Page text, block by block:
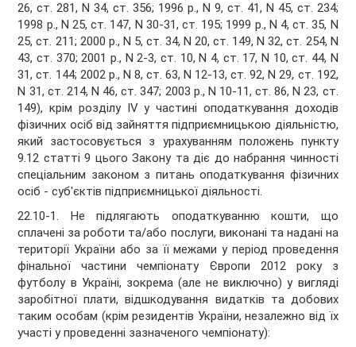
26, ст. 281, N 34, ст. 356; 1996 р., N 9, ст. 41, N 45, ст. 234;
1998 р., N 25, ст. 147, N 30-31, ст. 195; 1999 р., N 4, ст. 35, N
25, ст. 211; 2000 р., N 5, ст. 34, N 20, ст. 149, N 32, ст. 254, N
43, ст. 370; 2001 р., N 2-3, ст. 10, N 4, ст. 17, N 10, ст. 44, N
31, ст. 144; 2002 р., N 8, ст. 63, N 12-13, ст. 92, N 29, ст. 192,
N 31, ст. 214, N 46, ст. 347; 2003 р., N 10-11, ст. 86, N 23, ст.
149), крім розділу IV у частині оподаткування доходів
фізичних осіб від зайняття підприємницькою діяльністю,
який застосовується з урахуванням положень пункту
9.12 статті 9 цього Закону та діє до набрання чинності
спеціальним законом з питань оподаткування фізичних
осіб - суб'єктів підприємницької діяльності.
22.10-1. Не підлягають оподаткуванню кошти, що
сплачені за роботи та/або послуги, виконані та надані на
території України або за її межами у період проведення
фінальної частини чемпіонату Європи 2012 року з
футболу в Україні, зокрема (але не виключно) у вигляді
заробітної плати, відшкодування видатків та добових
таким особам (крім резидентів України, незалежно від їх
участі у проведенні зазначеного чемпіонату):